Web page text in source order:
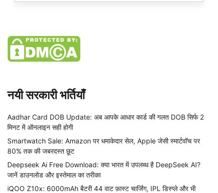
नयी सरकारी भर्तियाँ
Aadhar Card DOB Update: अब आपके आधार कार्ड की गलत DOB सिर्फ 2
मिनट में ऑनलाइन सही होगी
Smartwatch Sale: Amazon पर धमाकेदार सेल, Apple जेसी स्मार्टवॉच पर
80% तक की जबरदस्त छूट
Deepseek Ai Free Download: क्या भारत में उपलब्ध है DeepSeek AI?
जानें डाउनलोड और इस्तेमाल का तरीका
iQOO Z10x: 6000mAh बैटरी 44 वाट फ़ास्ट चार्जिंग, IPL डिस्प्ले और भी